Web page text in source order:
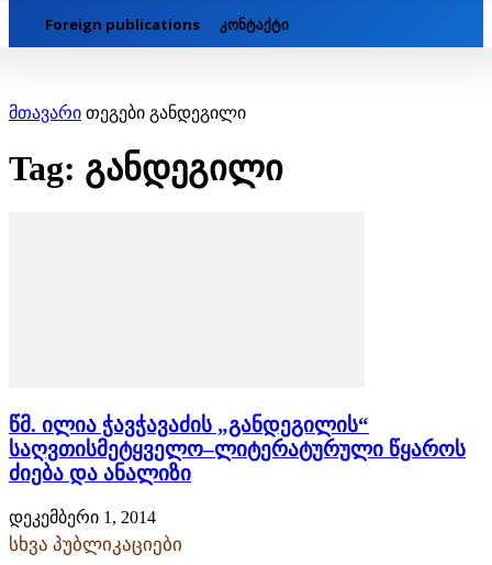
Foreign publications კონტაქტი
მთავარი თეგები განდეგილი
Tag: განდეგილი
წმ. ილია ჭავჭავაძის „განდეგილის“
საღვთისმეტყველო–ლიტერატურული წყაროს
ძიება და ანალიზი
დეკემბერი 1, 2014
სხვა პუბლიკაციები